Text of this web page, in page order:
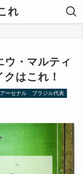
れ
ウ・マルティ
はこれ！
アーセナル ブラジル代表